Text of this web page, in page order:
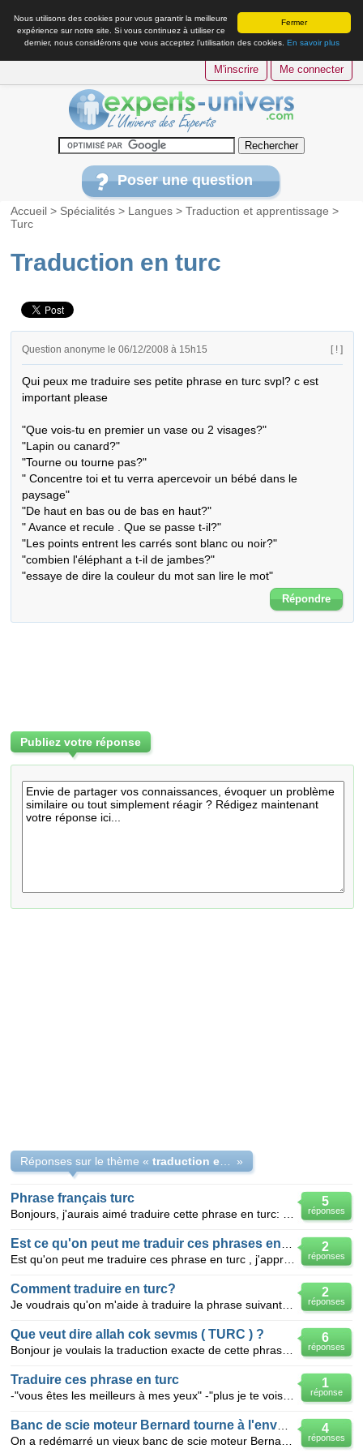
Fermer
Nous utilisons des cookies pour vous garantir la meilleure
expérience sur notre site. Si vous continuez à utiliser ce
dernier, nous considérons que vous acceptez l’utilisation des cookies. En savoir plus
M'inscrire Me connecter
Poser une question
Accueil > Spécialités > Langues >Traduction et apprentissage >
Turc
Traduction en turc
Question anonyme le 06/12/2008 à 15h15 [ ! ]
Qui peux me traduire ses petite phrase en turc svpl? c est
important please
"Que vois-tu en premier un vase ou 2 visages?"
"Lapin ou canard?"
"Tourne ou tourne pas?"
" Concentre toi et tu verra apercevoir un bébé dans le
paysage"
"De haut en bas ou de bas en haut?"
" Avance et recule . Que se passe t-il?"
"Les points entrent les carrés sont blanc ou noir?"
"combien l'éléphant a t-il de jambes?"
"essaye de dire la couleur du mot san lire le mot"
Répondre
Publiez votre réponse
Réponses sur le thème « »
5
réponses
Phrase français turc
2
réponses
2
réponses
Comment traduire en turc?
6
réponses
Que veut dire allah cok sevmıs ( TURC ) ?
1
réponse
Traduire ces phrase en turc
4
réponses